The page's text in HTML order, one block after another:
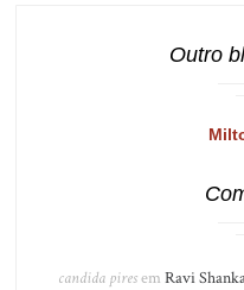
Outro
candida piresem Ravi